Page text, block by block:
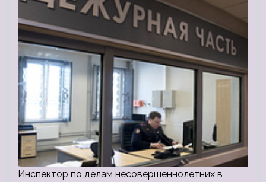
Инспектор по делам несовершеннолетних в